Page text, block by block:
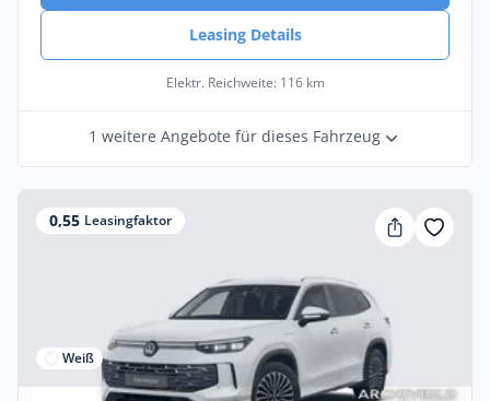
Leasing Details
Elektr. Reichweite: 116 km
1 weitere Angebote für dieses Fahrzeug
0,55 Leasingfaktor
Weiß